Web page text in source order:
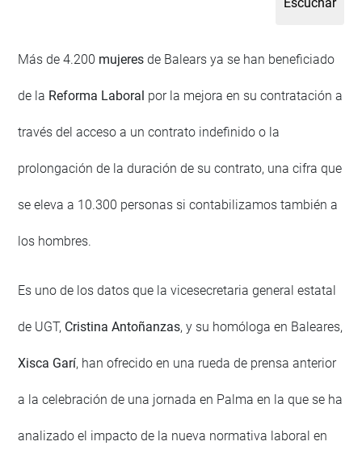
Más de 4.200 mujeres de Balears ya se han beneficiado
de la Reforma Laboral por la mejora en su contratación a
través del acceso a un contrato indefinido o la
prolongación de la duración de su contrato, una cifra que
se eleva a 10.300 personas si contabilizamos también a
los hombres.
Es uno de los datos que la vicesecretaria general estatal
de UGT, Cristina Antoñanzas, y su homóloga en Baleares,
Xisca Garí, han ofrecido en una rueda de prensa anterior
a la celebración de una jornada en Palma en la que se ha
analizado el impacto de la nueva normativa laboral en